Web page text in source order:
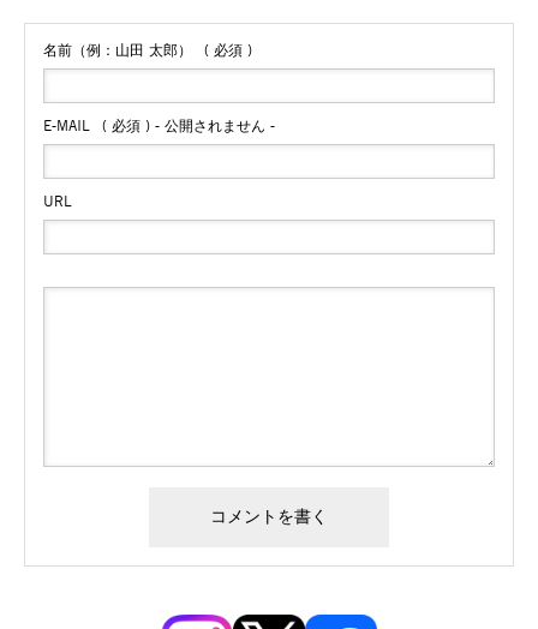
名前（例：山田 太郎） ( 必須 )
E-MAIL ( 必須 ) - 公開されません -
URL